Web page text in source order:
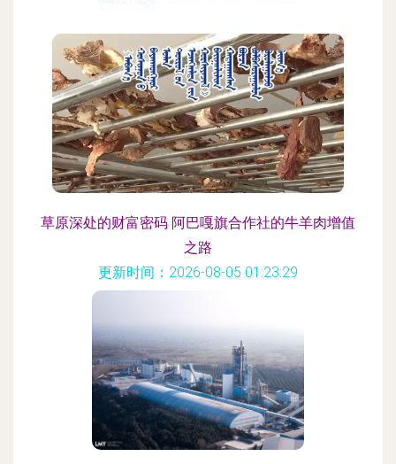
草原深处的财富密码 阿巴嘎旗合作社的牛羊肉增值
之路
更新时间：2026-08-05 01:23:29